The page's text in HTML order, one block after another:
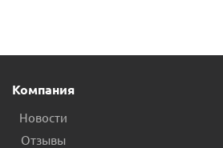
Компания
Новости
Отзывы